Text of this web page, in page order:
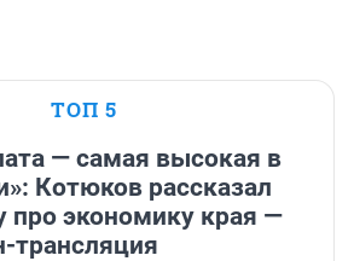
ТОП 5
— самая высокая в
Котюков рассказал
про экономику края —
трансляция